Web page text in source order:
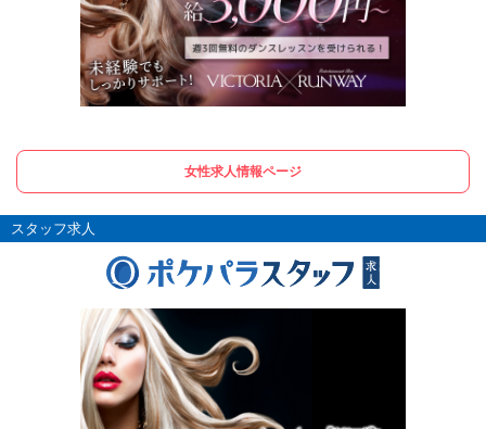
女性求人情報ページ
スタッフ求人